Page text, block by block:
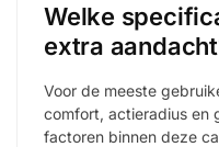
Welke
extra
Voor de meeste
comfort, actieradius en
factoren binnen deze